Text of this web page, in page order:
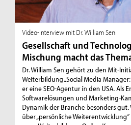
Video-Interview mit Dr. William Sen
Gesellschaft und
Mischung macht das
Dr. William Sen gehört zu den Mit-
Weiterbildung „Social Media
er eine SEO-Agentur in den USA. Als
Softwarelösungen und Marketing-
Dynamik der Branche besonders
über „persönliche